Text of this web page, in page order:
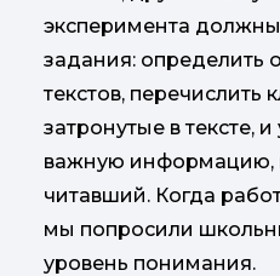
эксперимента
задания: определить
текстов, перечислить
затронутые в тексте,
важную информацию,
читавший. Когда
мы попросили
уровень понимания.